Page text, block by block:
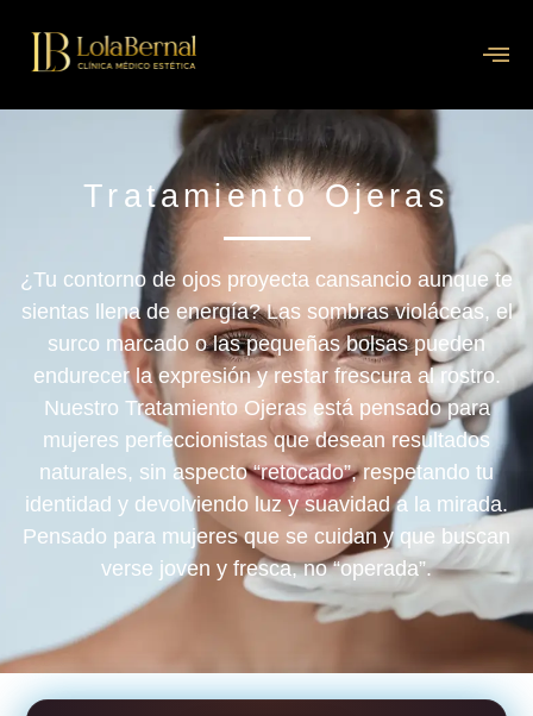
Tratamiento Ojeras
¿Tu contorno de ojos proyecta cansancio aunque te
sientas llena de energía? Las sombras violáceas, el
surco marcado o las pequeñas bolsas pueden
endurecer la expresión y restar frescura al rostro.
Nuestro Tratamiento Ojerasestá pensado para
mujeres perfeccionistas que desean resultados
naturales, sin aspecto “retocado”, respetando tu
identidad y devolviendo luz y suavidada la mirada.
Pensado para mujeres que se cuidan y que buscan
verse joven y fresca, no “operada”.